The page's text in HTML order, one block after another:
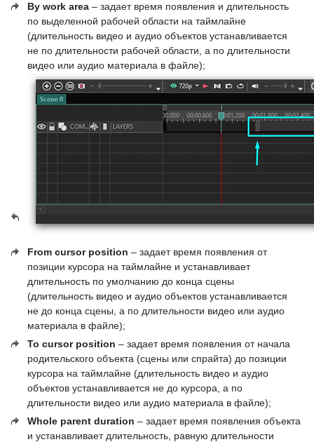
By work area – задает время появления и длительность
по выделенной рабочей области на таймлайне
(длительность видео и аудио объектов устанавливается
не по длительности рабочей области, а по длительности
видео или аудио материала в файле);
From cursor position – задает время появления от
позиции курсора на таймлайне и устанавливает
длительность по умолчанию до конца сцены
(длительность видео и аудио объектов устанавливается
не до конца сцены, а по длительности видео или аудио
материала в файле);
To cursor position – задает время появления от начала
родительского объекта (сцены или спрайта) до позиции
курсора на таймлайне (длительность видео и аудио
объектов устанавливается не до курсора, а по
длительности видео или аудио материала в файле);
Whole parent duration – задает время появления объекта
и устанавливает длительность, равную длительности